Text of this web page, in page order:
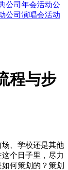
公司 年会活动公
公司 演唱会活动
程与步
、学校还是其他
个日子里，尽力
何策划的？策划